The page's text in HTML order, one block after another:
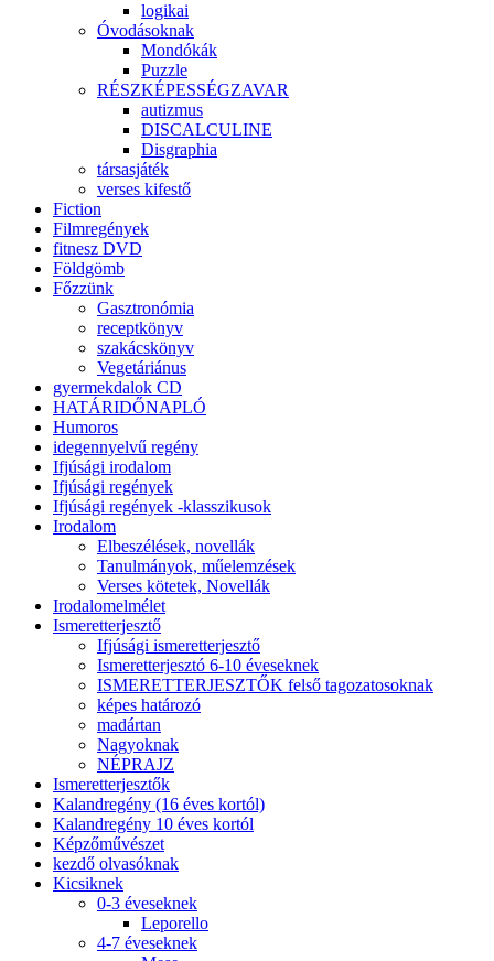
logikai
Óvodásoknak
Mondókák
Puzzle
RÉSZKÉPESSÉGZAVAR
autizmus
DISCALCULINE
Disgraphia
társasjáték
verses kifestő
Fiction
Filmregények
fitnesz DVD
Földgömb
Főzzünk
Gasztronómia
receptkönyv
szakácskönyv
Vegetáriánus
gyermekdalok CD
HATÁRIDŐNAPLÓ
Humoros
idegennyelvű regény
Ifjúsági irodalom
Ifjúsági regények
Ifjúsági regények -klasszikusok
Irodalom
Elbeszélések, novellák
Tanulmányok, műelemzések
Verses kötetek, Novellák
Irodalomelmélet
Ismeretterjesztő
Ifjúsági ismeretterjesztő
Ismeretterjesztó 6-10 éveseknek
ISMERETTERJESZTŐK felső tagozatosoknak
képes határozó
madártan
Nagyoknak
NÉPRAJZ
Ismeretterjesztők
Kalandregény (16 éves kortól)
Kalandregény 10 éves kortól
Képzőművészet
kezdő olvasóknak
Kicsiknek
0-3 éveseknek
Leporello
4-7 éveseknek